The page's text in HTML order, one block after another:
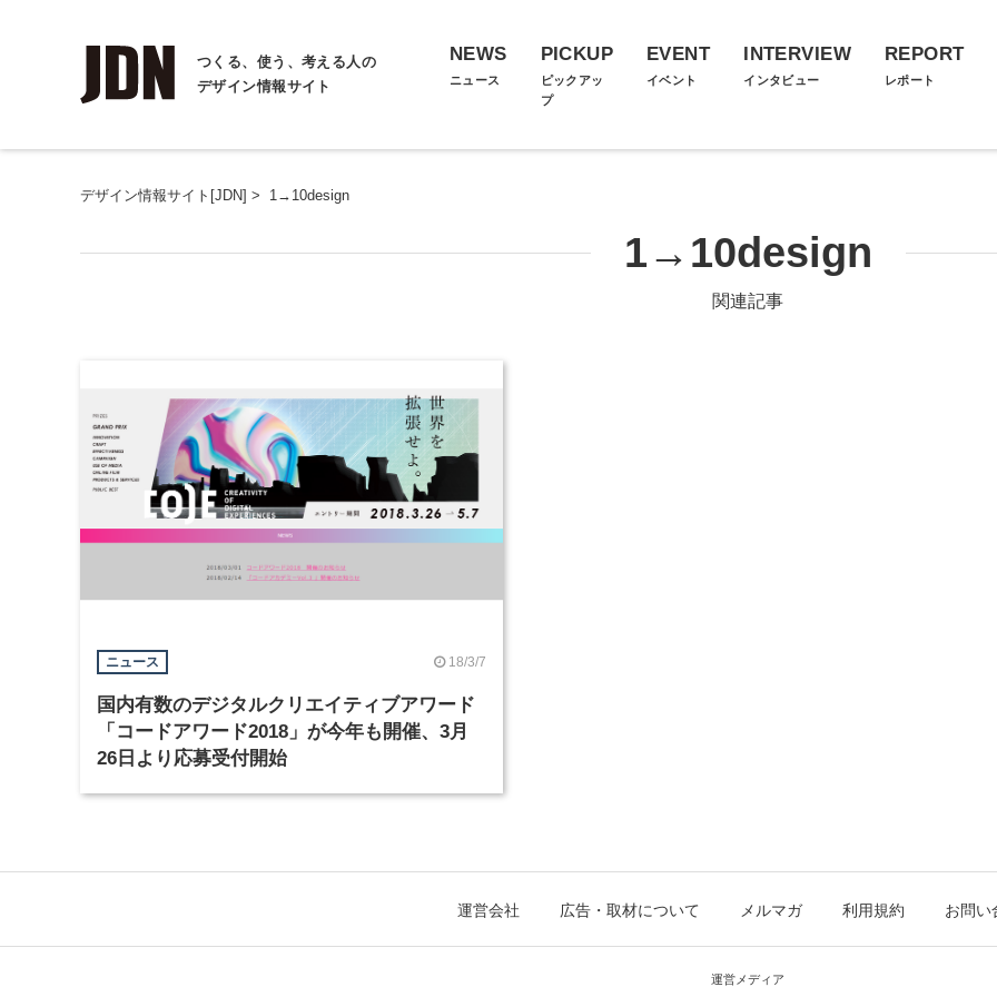
つくる、使う、考える人の
デザイン情報サイト
NEWS
ニュース
PICKUP
ピックアッ
プ
EVENT
イベント
INTERVIEW
インタビュー
REPORT
レポート
デザイン情報サイト[JDN] > 1→10design
1→10design
関連記事
ニュース 18/3/7
国内有数のデジタルクリエイティブアワード
「コードアワード2018」が今年も開催、3月
26日より応募受付開始
運営会社 広告・取材について メルマガ 利用規約 お問い
運営メディア